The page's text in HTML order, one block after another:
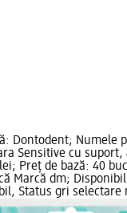
Dontodent; Numele
Sensitive cu suport,
Preț de bază: 40
Marcă dm;
Status gri selectare